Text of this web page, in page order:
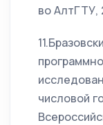
во АлтГТУ,
числовой